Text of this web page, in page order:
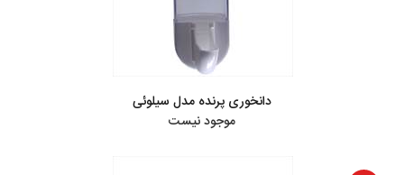
دانخوری پرنده مدل سیلوئی
موجود نیست